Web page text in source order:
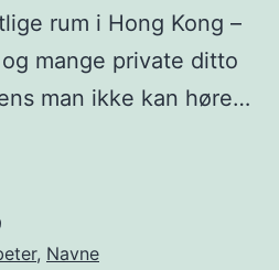
rum i Hong Kong –
mange private ditto
man ikke kan høre…
, Navne